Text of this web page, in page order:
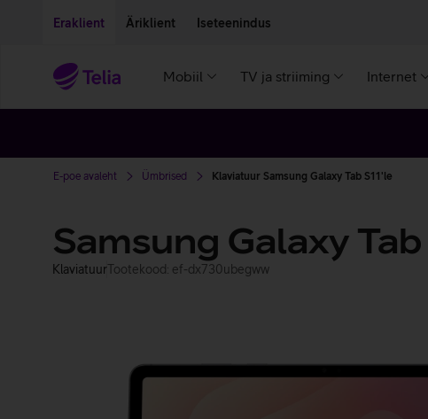
Eraklient Äriklient Iseteenindus
Mobiil TV ja striiming Internet
E-poe avaleht Ümbrised Klaviatuur Samsung Galaxy Tab S11'le
Samsung Galaxy Tab
KlaviatuurTootekood: ef-dx730ubegww